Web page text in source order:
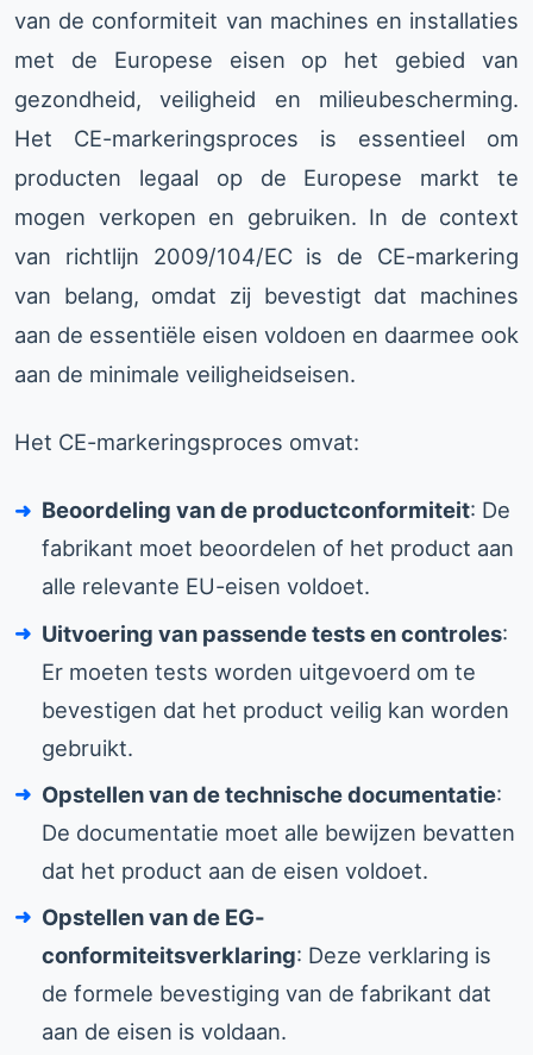
van de conformiteit van machines en installaties
met de Europese eisen op het gebied van
gezondheid, veiligheid en milieubescherming.
Het CE-markeringsproces is essentieel om
producten legaal op de Europese markt te
mogen verkopen en gebruiken. In de context
van richtlijn 2009/104/EC is de CE-markering
van belang, omdat zij bevestigt dat machines
aan de essentiële eisen voldoen en daarmee ook
aan de minimale veiligheidseisen.
Het CE-markeringsproces omvat:
Beoordeling van de productconformiteit: De
fabrikant moet beoordelen of het product aan
alle relevante EU-eisen voldoet.
Uitvoering van passende tests en controles:
Er moeten tests worden uitgevoerd om te
bevestigen dat het product veilig kan worden
gebruikt.
Opstellen van de technische documentatie:
De documentatie moet alle bewijzen bevatten
dat het product aan de eisen voldoet.
Opstellen van de EG-
conformiteitsverklaring: Deze verklaring is
de formele bevestiging van de fabrikant dat
aan de eisen is voldaan.